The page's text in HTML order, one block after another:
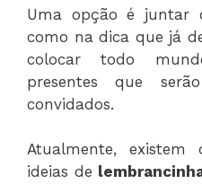
Uma opção é juntar
como na dica que já
colocar todo
presentes que
convidados.
Atualmente, existem
ideias de